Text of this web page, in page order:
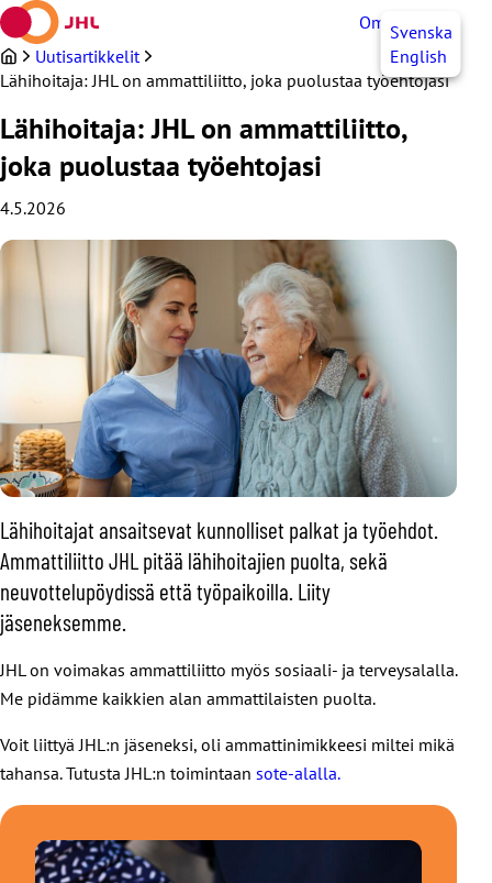
Siirry
sisältöön
OmaJHLSvenska
English
Uutisartikkelit
Lähihoitaja: JHL on ammattiliitto, joka puolustaa työehtojasi
Lähihoitaja: JHL on ammattiliitto,
joka puolustaa työehtojasi
4.5.2026
Lähihoitajat ansaitsevat kunnolliset palkat ja työehdot.
Ammattiliitto JHL pitää lähihoitajien puolta, sekä
neuvottelupöydissä että työpaikoilla. Liity
jäseneksemme.
JHL on voimakas ammattiliitto myös sosiaali- ja terveysalalla.
Me pidämme kaikkien alan ammattilaisten puolta.
Voit liittyä JHL:n jäseneksi, oli ammattinimikkeesi miltei mikä
tahansa. Tutusta JHL:n toimintaan sote-alalla.